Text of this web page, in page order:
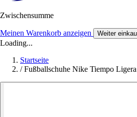
Zwischensumme
Meinen Warenkorb anzeigen Weiter
Loading...
Startseite
/ Fußballschuhe Nike Tiempo